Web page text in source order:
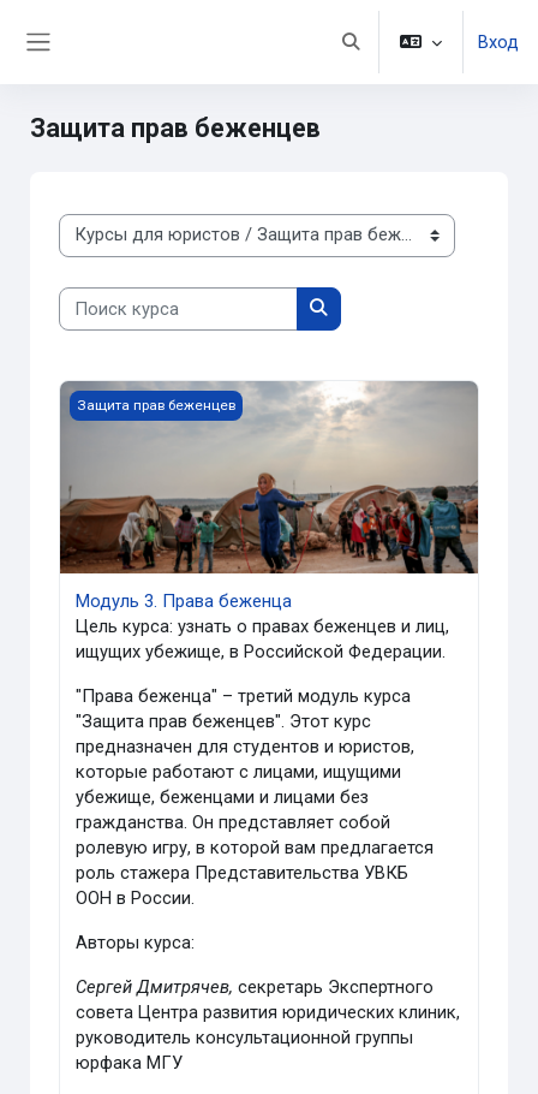
Изменить данныеВход
Защита прав беженцев
Категории курсов
Поиск курса
Поиск курса
Модуль 3. Права беженца
Защита прав беженцев
Модуль 3. Права беженца
Цель курса: узнать о правах беженцев и лиц,
ищущих убежище, в Российской Федерации.
"Права беженца" – третий модуль курса
"Защита прав беженцев". Этот курс
предназначен для студентов и юристов,
которые работают с лицами, ищущими
убежище, беженцами и лицами без
гражданства. Он представляет собой
ролевую игру, в которой вам предлагается
роль стажера Представительства УВКБ
ООН в России.
Авторы курса:
Сергей Дмитрячев,секретарь Экспертного
совета Центра развития юридических клиник,
руководитель консультационной группы
юрфака МГУ